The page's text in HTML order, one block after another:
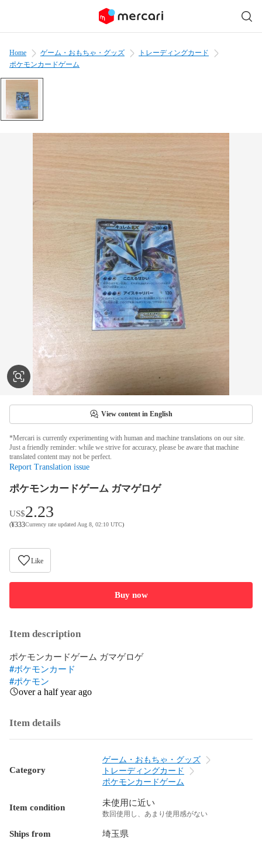
Home ゲーム・おもちゃ・グッズ
トレーディングカード
ポケモンカードゲーム
View content in English
*Mercari is currently experimenting with human and machine translations on our site.
Just a friendly reminder: while we strive for accuracy, please be aware that machine
translated content may not be perfect.
Report Translation issue
ポケモンカードゲーム ガマゲロゲ
US$2.23
(¥333Currency rate updated Aug 8, 02:10 UTC)
Like
Buy now
Item description
#ボケモンカード
#ポケモン
over a half year ago
Item details
Category
ゲーム・おもちゃ・グッズ
トレーディングカード
ポケモンカードゲーム
Item condition 未使用に近い
数回使用し、あまり使用感がない
Ships from 埼玉県